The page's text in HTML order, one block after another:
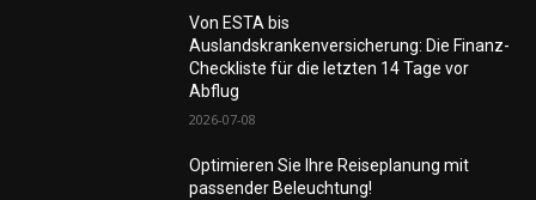
Von ESTA bis
Auslandskrankenversicherung: Die Finanz-
Checkliste für die letzten 14 Tage vor
Abflug
2026-07-08
Optimieren Sie Ihre Reiseplanung mit
passender Beleuchtung!